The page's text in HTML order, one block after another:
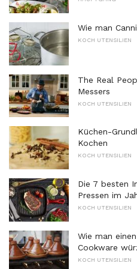
Wie man
KOCH UTENSILIEN
The Real
Messers
KOCH UTENSILIEN
Küchen-
Kochen
KOCH UTENSILIEN
Die 7 besten
Pressen im
KOCH UTENSILIEN
Wie man
Cookware
KOCH UTENSILIEN